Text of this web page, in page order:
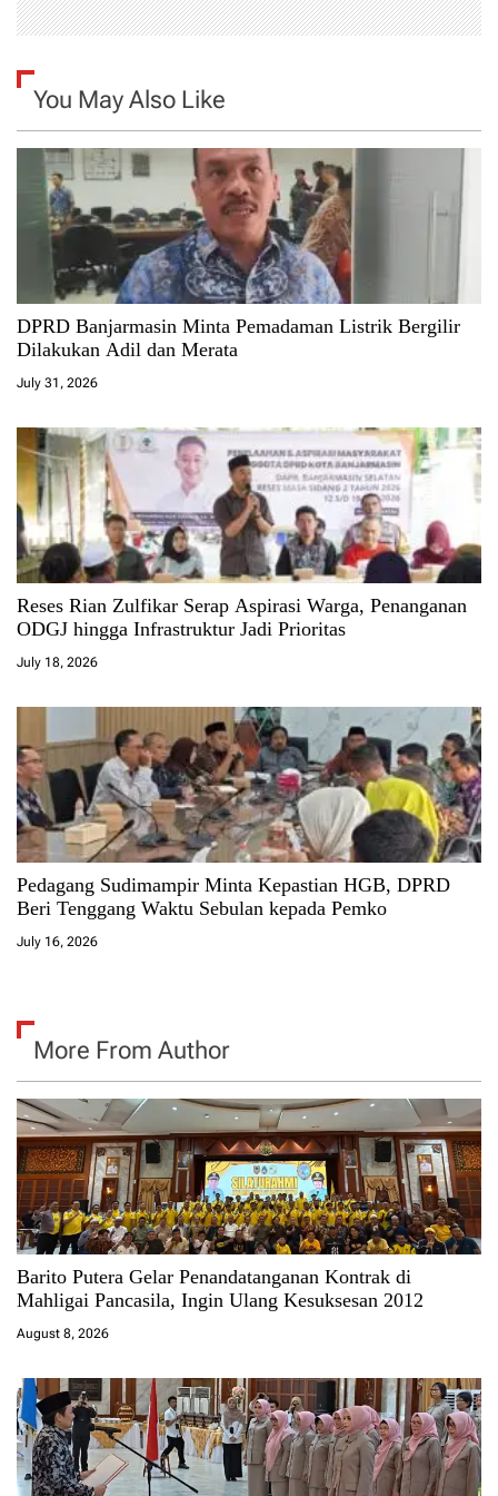
You May Also Like
DPRD Banjarmasin Minta Pemadaman Listrik Bergilir
Dilakukan Adil dan Merata
July 31, 2026
Reses Rian Zulfikar Serap Aspirasi Warga, Penanganan
ODGJ hingga Infrastruktur Jadi Prioritas
July 18, 2026
Pedagang Sudimampir Minta Kepastian HGB, DPRD
Beri Tenggang Waktu Sebulan kepada Pemko
July 16, 2026
More From Author
Barito Putera Gelar Penandatanganan Kontrak di
Mahligai Pancasila, Ingin Ulang Kesuksesan 2012
August 8, 2026